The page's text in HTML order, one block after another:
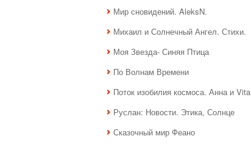
Мир сновидений. AleksN.
Михаил и Солнечный Ангел. Стихи.
Моя Звезда- Синяя Птица
По Волнам Времени
Поток изобилия космоса. Анна и Vita
Руслан: Новости. Этика, Солнце
Сказочный мир Феано